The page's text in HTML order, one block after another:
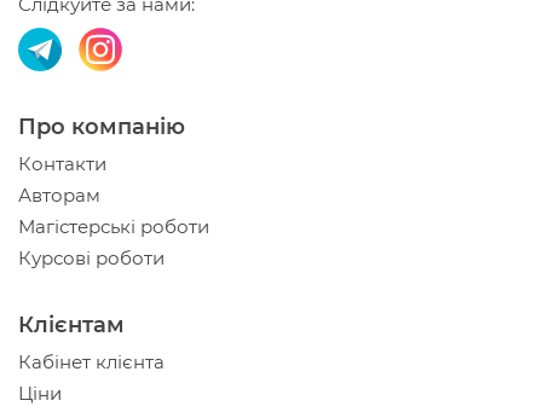
Про компанію
Контакти
Авторам
Магістерські роботи
Курсові роботи
Клієнтам
Кабінет клієнта
Ціни